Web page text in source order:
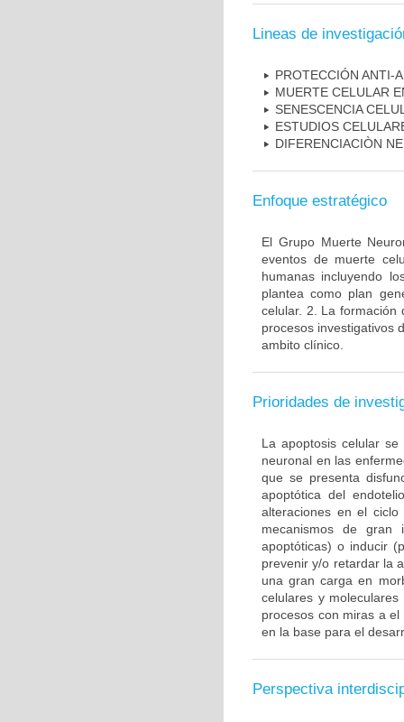
Lineas de
PROTECCIÓN ANTI-
MUERTE CELULAR
SENESCENCIA
ESTUDIOS
DIFERENCIACIÒN
Enfoque estratégico
El Grupo Muerte
eventos de muerte
humanas incluyendo
plantea como plan
celular. 2. La formación
procesos investigativos
ambito clínico.
Prioridades de
La apoptosis celular
neuronal en las
que se presenta
apoptótica del
alteraciones en el
mecanismos de gran
apoptóticas) o inducir
prevenir y/o retardar la
una gran carga en
celulares y
procesos con miras a
en la base para el
Perspectiva